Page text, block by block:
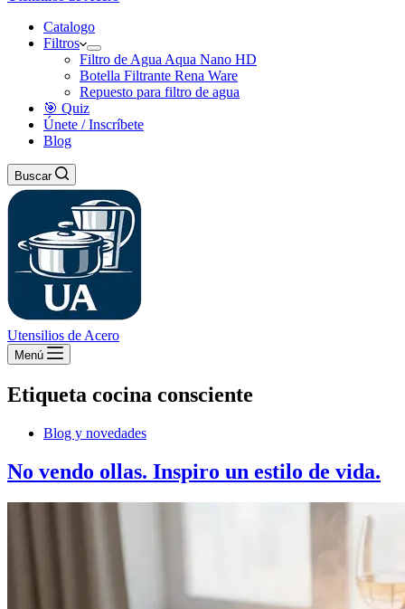
Catalogo
Filtros
Filtro de Agua Aqua Nano HD
Botella Filtrante Rena Ware
Repuesto para filtro de agua
🎯 Quiz
Únete / Inscríbete
Blog
Buscar
Utensilios de Acero
Menú
Etiqueta cocina consciente
Blog y novedades
No vendo ollas. Inspiro un estilo de vida.